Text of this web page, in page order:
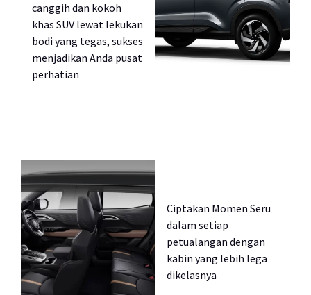
canggih dan kokoh
khas SUV lewat lekukan
bodi yang tegas, sukses
menjadikan Anda pusat
perhatian
Ciptakan Momen Seru
dalam setiap
petualangan dengan
kabin yang lebih lega
dikelasnya